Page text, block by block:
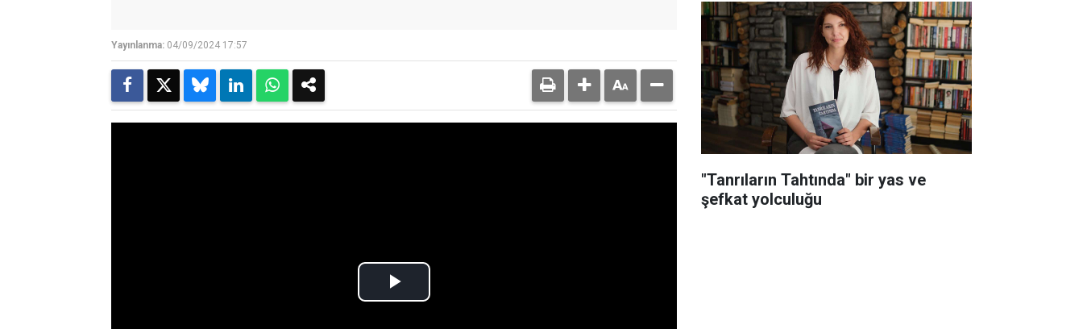
Yayınlanma: 04/09/2024 17:57
"Tanrıların Tahtında" bir yas ve
şefkat yolculuğu